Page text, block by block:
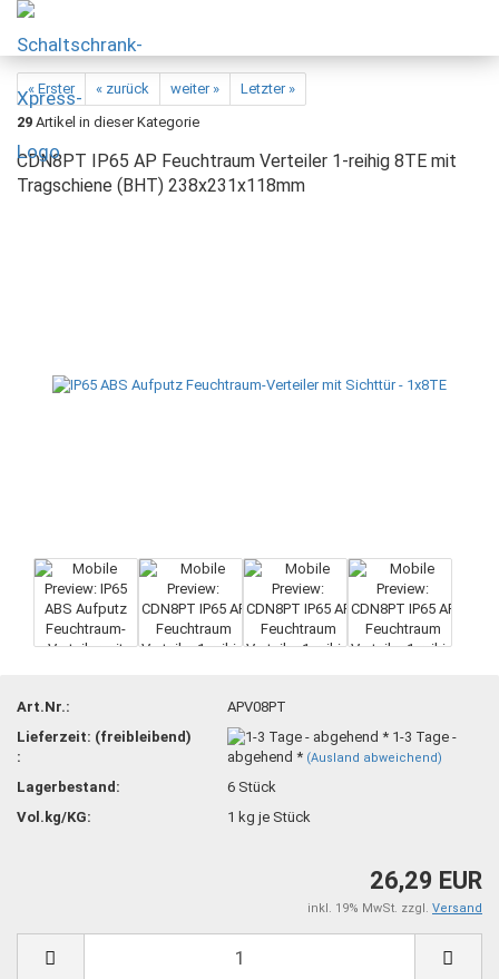
« Erster « zurück weiter »
Letzter »
29 Artikel in dieser Kategorie
CDN8PT IP65 AP Feuchtraum Verteiler 1-reihig 8TE mit
Tragschiene (BHT) 238x231x118mm
Art.Nr.:
APV08PT
Lieferzeit: (freibleibend)
:
1-3 Tage -
abgehend * (Ausland abweichend)
Lagerbestand: 6 Stück
Vol.kg/KG:
1 kg je Stück
26,29 EUR
inkl. 19% MwSt. zzgl. Versand